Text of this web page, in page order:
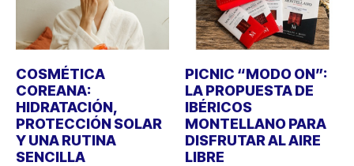
COSMÉTICA
COREANA:
HIDRATACIÓN,
PROTECCIÓN SOLAR
Y UNA RUTINA
SENCILLA
PICNIC “MODO ON”:
LA PROPUESTA DE
IBÉRICOS
MONTELLANO PARA
DISFRUTAR AL AIRE
LIBRE